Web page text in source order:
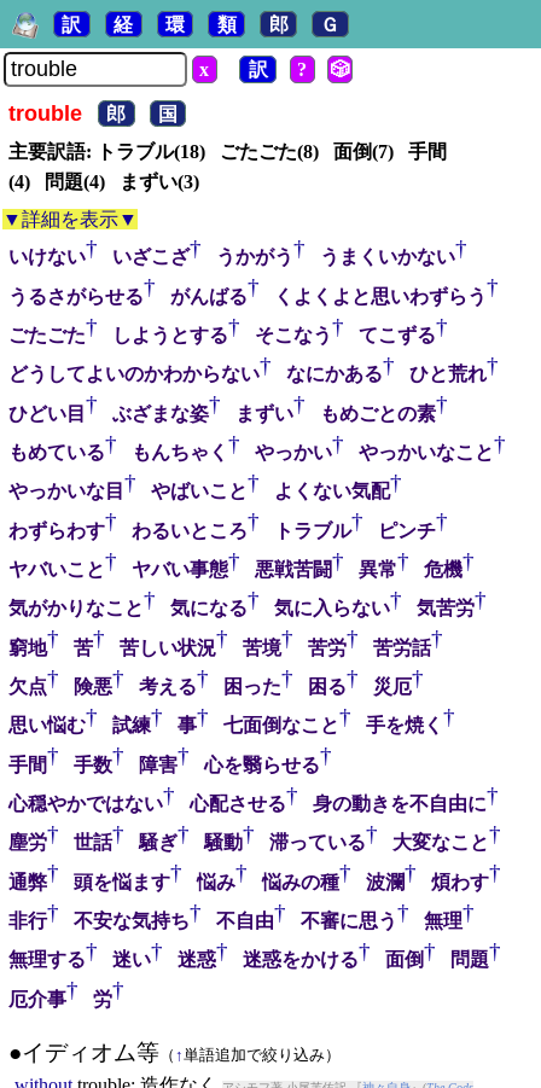
訳 経 環 類 郎 Ｇ
x 訳 ? 🎲
trouble 郎
国
主要訳語: トラブル(18) ごたごた(8) 面倒(7) 手間
(4) 問題(4) まずい(3)
▼詳細を表示▼
いけない† いざこざ† うかがう† うまくいかない†
うるさがらせる† がんばる† くよくよと思いわずらう†
ごたごた† しようとする† そこなう† てこずる†
どうしてよいのかわからない† なにかある† ひと荒れ†
ひどい目 † ぶざまな姿† まずい† もめごとの素†
もめている† もんちゃく † やっかい† やっかいなこと†
やっかいな目 † やばいこと† よくない気配†
わずらわす† わるいところ† トラブル† ピンチ†
ヤバいこと† ヤバい事態† 悪戦苦闘† 異常† 危機†
気がかりなこと† 気になる† 気に入らない† 気苦労†
窮地† 苦† 苦しい状況† 苦境† 苦労† 苦労話†
欠点† 険悪† 考える† 困った† 困る† 災厄†
思い悩む† 試練† 事† 七面倒なこと† 手を焼く †
手間† 手数† 障害† 心を翳らせる†
心穏やかではない† 心配させる† 身の動きを不自由に†
塵労† 世話† 騒ぎ† 騒動† 滞っている† 大変なこと†
通弊† 頭を悩ます† 悩み† 悩みの種† 波瀾† 煩わす†
非行† 不安な気持ち† 不自由† 不審に思う† 無理†
無理する† 迷い† 迷惑† 迷惑をかける† 面倒† 問題†
厄介事† 労†
●イディオム等（ ↑単語追加で絞り込み）